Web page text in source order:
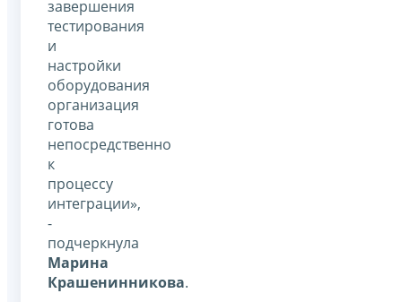
завершения
тестирования
и
настройки
оборудования
организация
готова
непосредственно
к
процессу
интеграции»,
-
подчеркнула
Марина
Крашенинникова.